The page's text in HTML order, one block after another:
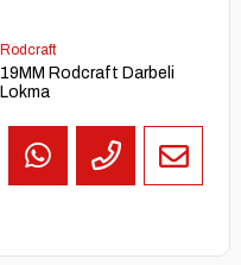
Rodcraft
19MM Rodcraft Darbeli
Lokma